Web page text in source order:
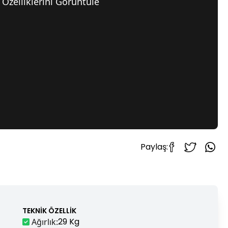
Paylaş:
TEKNIK ÖZELLIK
Ağırlık:29 Kg